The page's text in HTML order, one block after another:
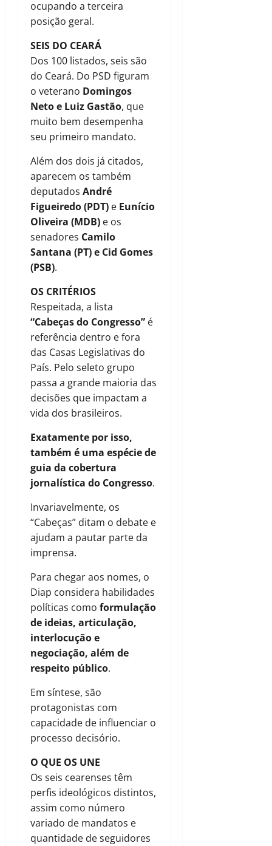
ocupando a terceira
posição geral.
SEIS DO CEARÁ
Dos 100 listados, seis são
do Ceará. Do PSD figuram
o veterano Domingos
Neto e Luiz Gastão, que
muito bem desempenha
seu primeiro mandato.
Além dos dois já citados,
aparecem os também
deputados André
Figueiredo (PDT) e Eunício
Oliveira (MDB) e os
senadores Camilo
Santana (PT) e Cid Gomes
(PSB).
OS CRITÉRIOS
Respeitada, a lista
“Cabeças do Congresso” é
referência dentro e fora
das Casas Legislativas do
País. Pelo seleto grupo
passa a grande maioria das
decisões que impactam a
vida dos brasileiros.
Exatamente por isso,
também é uma espécie de
guia da cobertura
jornalística do Congresso.
Invariavelmente, os
“Cabeças” ditam o debate e
ajudam a pautar parte da
imprensa.
Para chegar aos nomes, o
Diap considera habilidades
políticas como formulação
de ideias, articulação,
interlocução e
negociação, além de
respeito público.
Em síntese, são
protagonistas com
capacidade de influenciar o
processo decisório.
O QUE OS UNE
Os seis cearenses têm
perfis ideológicos distintos,
assim como número
variado de mandatos e
quantidade de seguidores